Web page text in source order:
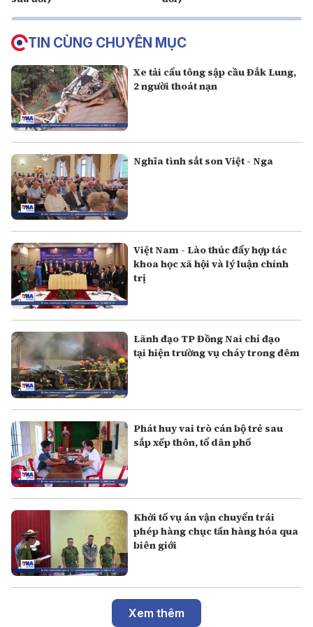
TIN CÙNG CHUYÊN MỤC
Xe tải cẩu tông sập cầu Đắk Lung,
2 người thoát nạn
Nghĩa tình sắt son Việt - Nga
Việt Nam - Lào thúc đẩy hợp tác
khoa học xã hội và lý luận chính
trị
Lãnh đạo TP Đồng Nai chỉ đạo
tại hiện trường vụ cháy trong đêm
Phát huy vai trò cán bộ trẻ sau
sắp xếp thôn, tổ dân phố
Khởi tố vụ án vận chuyển trái
phép hàng chục tấn hàng hóa qua
biên giới
Xem thêm